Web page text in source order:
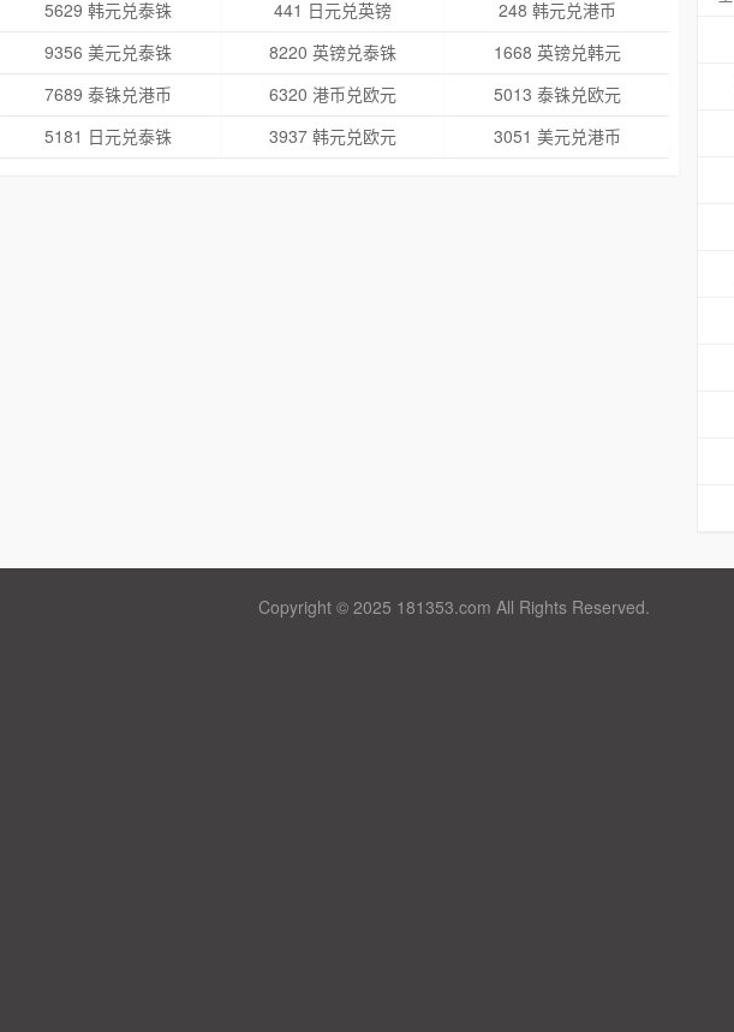
5629 韩元兑泰铢 441 日元兑英镑
248 韩元兑港币
9356 美元兑泰铢 8220 英镑兑泰铢
1668 英镑兑韩元
7689 泰铢兑港币 6320 港币兑欧元
5013 泰铢兑欧元
5181 日元兑泰铢 3937 韩元兑欧元 3051 美元兑港币
Copyright © 2025 181353.com All Rights Reserved.